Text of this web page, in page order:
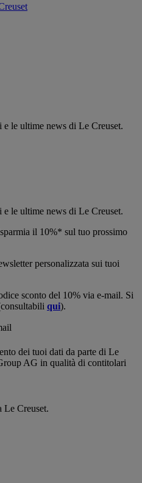
le ultime news di Le Creuset.
le ultime news di Le Creuset.
il 10%* sul tuo prossimo
personalizzata sui tuoi
sconto del 10% via e-mail. Si
qui).
dei tuoi dati da parte di Le
AG in qualità di contitolari
Le Creuset.